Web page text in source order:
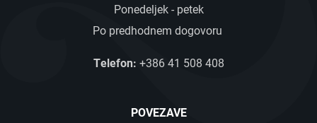
Ponedeljek - petek
Po predhodnem dogovoru
Telefon: +386 41 508 408
POVEZAVE